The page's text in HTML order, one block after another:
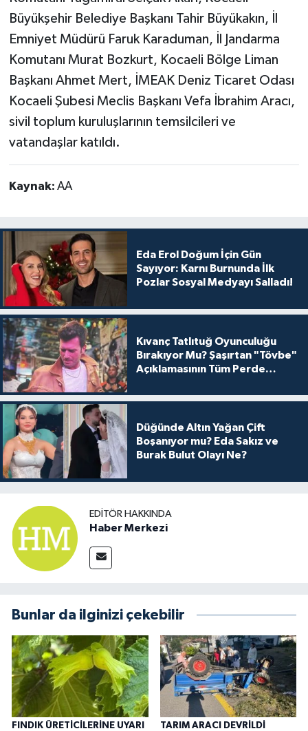
Büyükşehir Belediye Başkanı Tahir Büyükakın, İl
Emniyet Müdürü Faruk Karaduman, İl Jandarma
Komutanı Murat Bozkurt, Kocaeli Bölge Liman
Başkanı Ahmet Mert, İMEAK Deniz Ticaret Odası
Kocaeli Şubesi Meclis Başkanı Vefa İbrahim Aracı,
sivil toplum kuruluşlarının temsilcileri ve
vatandaşlar katıldı.
Kaynak: AA
Eda Erol Doğum İçin Gün
Sayıyor: Karnı Burnunda İlk
Pozlar Sosyal Medyayı Salladı!
Kıvanç Tatlıtuğ Oyunculuğu
Bırakıyor Mu? Şaşırtan "Tövbe"
Açıklamasının Tüm Perde
Düğünde Altın Yağan Çift
Boşanıyor mu? Eda Sakız ve
Burak Bulut Olayı Ne?
EDITÖR HAKKINDA
Haber Merkezi
Bunlar da ilginizi çekebilir
FINDIK ÜRETİCİLERİNE UYARI TARIM ARACI DEVRİLDİ